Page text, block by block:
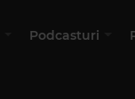
Podcasturi